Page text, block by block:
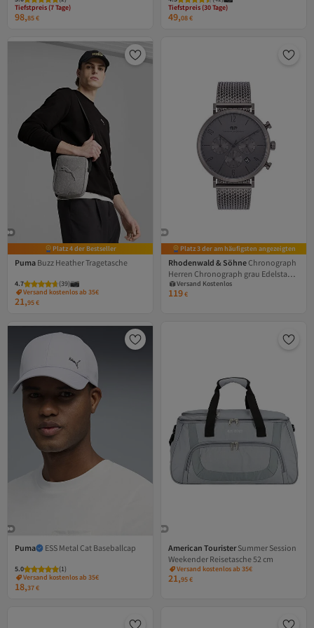
Tiefstpreis (7 Tage)
98,85€
Tiefstpreis (30 Tage)
49,08€
Platz 4 der Bestseller
Puma Buzz Heather Tragetasche
4.7 (39)
Versand kostenlos ab 35€
21,95€
Platz 3 der am häufigsten angezeigten
Rhodenwald & SöhneChronograph
Herren Chronograph grau Edelstahl
grau
Versand Kostenlos
Gratis Versand
Versand Kostenlos
119€
Puma ESS Metal Cat Baseballcap
5.0 (1)
Versand kostenlos ab 35€
18,37€
American Tourister Summer Session
Weekender Reisetasche 52 cm
Versand kostenlos ab 35€
21,95€